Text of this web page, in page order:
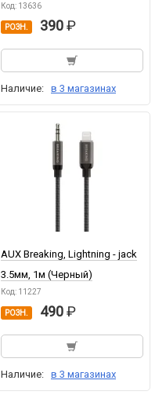
Код: 13636
РОЗН. 390
Наличие: в 3 магазинах
AUX Breaking, Lightning - jack
3.5мм, 1м (Черный)
Код: 11227
РОЗН. 490
Наличие: в 3 магазинах